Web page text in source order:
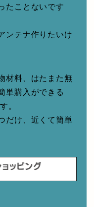
たことないです
ンテナ作りたいけ
材料、はたまた無
単購入ができる
。
だけ、近くて簡単